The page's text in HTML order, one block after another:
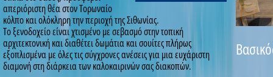
απεριόριστη θέα στον Τορωναίο
κόλπο και ολόκληρη την περιοχή της Σιθωνίας.
Το ξενοδοχείο είναι χτισμένο με σεβασμό στην τοπική
αρχιτεκτονική και διαθέτει δωμάτια και σουίτες πλήρως
εξοπλισμένα με όλες τις σύγχρονες ανέσεις για μια ευχάριστη
διαμονή στη διάρκεια των καλοκαιρινών σας διακοπών.